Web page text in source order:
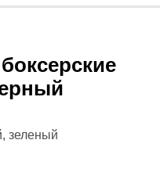
зеленый